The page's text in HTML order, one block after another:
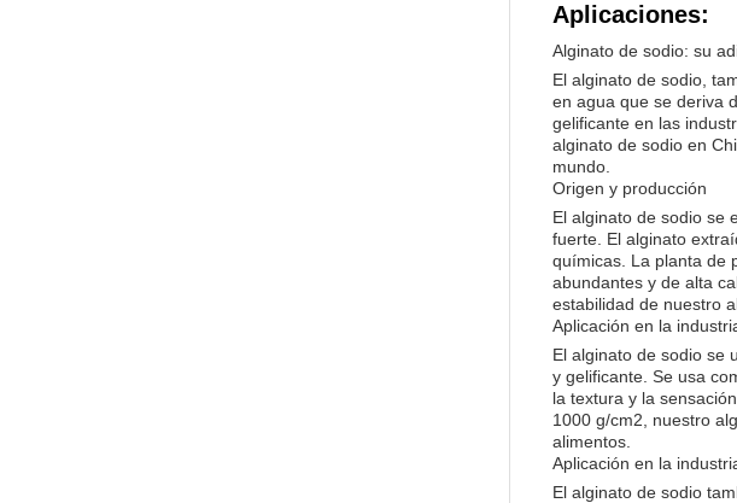
Aplicaciones:
Alginato de sodio: su
El alginato de sodio,
en agua que se deriva
gelificante en las
alginato de sodio en
mundo.
Origen y producción
El alginato de sodio se
fuerte. El alginato
químicas. La planta de
abundantes y de alta
estabilidad de nuestro
Aplicación en la
El alginato de sodio se
y gelificante. Se usa
la textura y la
1000 g/cm2, nuestro
alimentos.
Aplicación en la
El alginato de sodio